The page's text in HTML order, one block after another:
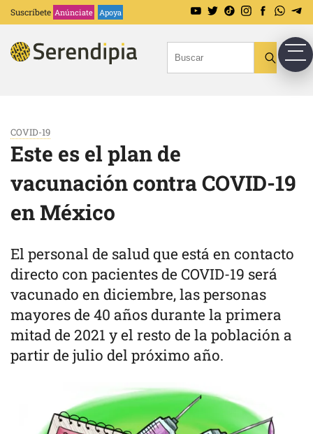
Suscríbete Anúnciate Apoya
COVID-19
Este es el plan de
vacunación contra COVID-19
en México
El personal de salud que está en contacto
directo con pacientes de COVID-19 será
vacunado en diciembre, las personas
mayores de 40 años durante la primera
mitad de 2021 y el resto de la población a
partir de julio del próximo año.